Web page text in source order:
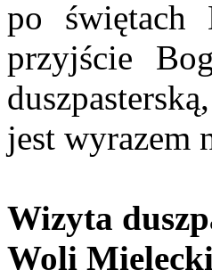
po świętach
przyjście
jest wyrazem
Wizyta
Woli